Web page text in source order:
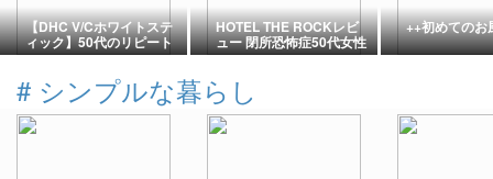
【DHC V/Cホワイトステ
ィック】50代のリピート
メモ
HOTEL THE ROCKレビ
ュー 閉所恐怖症50代女性
宿泊記
++初めてのお
# シンプルな暮らし